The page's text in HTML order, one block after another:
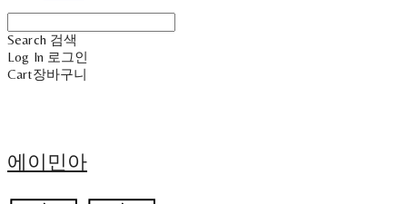
Search 검색
Log In 로그인
Cart장바구니
에이민아